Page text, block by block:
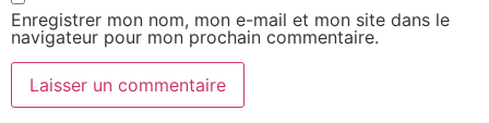
Enregistrer mon nom, mon e-mail et mon site dans le
navigateur pour mon prochain commentaire.